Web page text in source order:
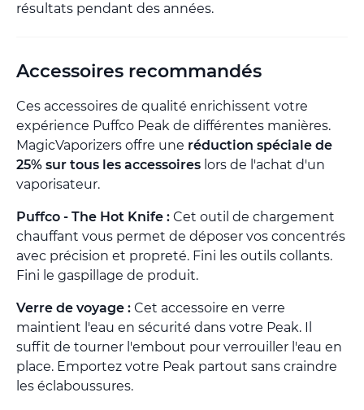
résultats pendant des années.
Accessoires recommandés
Ces accessoires de qualité enrichissent votre
expérience Puffco Peak de différentes manières.
MagicVaporizers offre une réduction spéciale de
25% sur tous les accessoires lors de l'achat d'un
vaporisateur.
Puffco - The Hot Knife : Cet outil de chargement
chauffant vous permet de déposer vos concentrés
avec précision et propreté. Fini les outils collants.
Fini le gaspillage de produit.
Verre de voyage : Cet accessoire en verre
maintient l'eau en sécurité dans votre Peak. Il
suffit de tourner l'embout pour verrouiller l'eau en
place. Emportez votre Peak partout sans craindre
les éclaboussures.